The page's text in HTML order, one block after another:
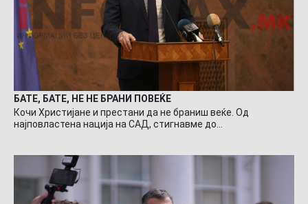
БАТЕ, БАТЕ, НЕ НЕ БРАНИ ПОВЕЌЕ
Кочи Христијане и престани да не браниш веќе. Од
најповластена нација на САД, стигнавме до…